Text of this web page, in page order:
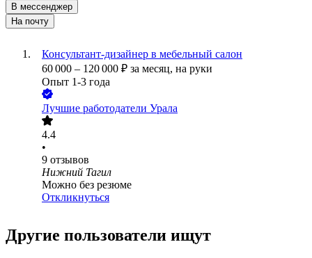
В мессенджер
На почту
Консультант-дизайнер в мебельный салон
60 000 – 120 000 ₽ за месяц, на руки
Опыт 1-3 года
Лучшие работодатели Урала
4.4
•
9 отзывов
Нижний Тагил
Можно без резюме
Откликнуться
Другие пользователи ищут